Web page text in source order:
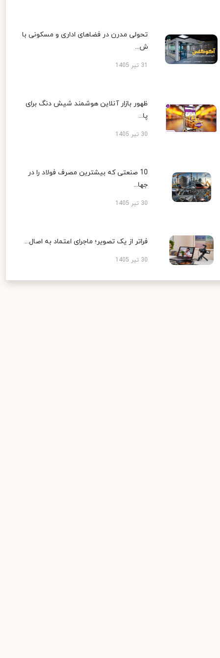
تحولی مدرن در فضاهای اداری و مسکونی با
ش...
ظهور بازار آنلاین هوشمند شیش دنگ برای
پا...
30 تیر 1405
10 صنعتی که بیشترین مصرف فولاد را در
جها...
30 تیر 1405
فراتر از یک تصویر؛ ماجرای اعتماد به اصال...
30 تیر 1405